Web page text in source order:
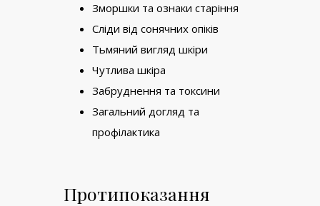
Зморшки та ознаки старіння
Сліди від сонячних опіків
Тьмяний вигляд шкіри
Чутлива шкіра
Забруднення та токсини
Загальний догляд та
профілактика
Протипоказання